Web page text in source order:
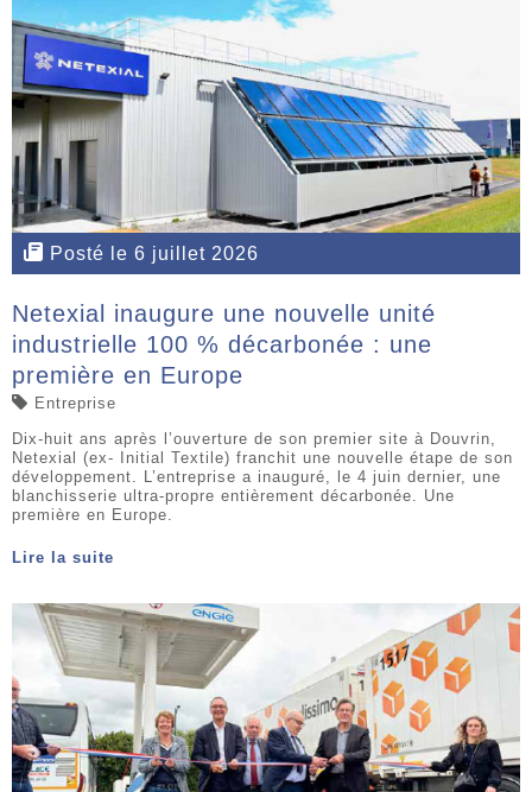
Posté le 6 juillet 2026
Netexial inaugure une nouvelle unité
industrielle 100 % décarbonée : une
première en Europe
Entreprise
Dix-huit ans après l’ouverture de son premier site à Douvrin,
Netexial (ex- Initial Textile) franchit une nouvelle étape de son
développement. L’entreprise a inauguré, le 4 juin dernier, une
blanchisserie ultra-propre entièrement décarbonée. Une
première en Europe.
Lire la suite